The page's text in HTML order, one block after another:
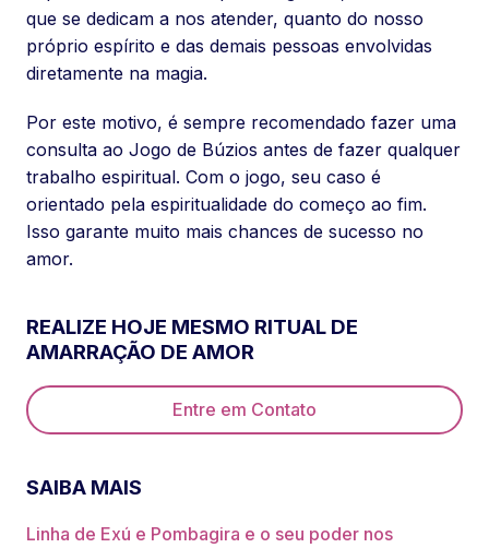
que se dedicam a nos atender, quanto do nosso
próprio espírito e das demais pessoas envolvidas
diretamente na magia.
Por este motivo, é sempre recomendado fazer uma
consulta ao Jogo de Búzios antes de fazer qualquer
trabalho espiritual. Com o jogo, seu caso é
orientado pela espiritualidade do começo ao fim.
Isso garante muito mais chances de sucesso no
amor.
REALIZE HOJE MESMO RITUAL DE
AMARRAÇÃO DE AMOR
Entre em Contato
SAIBA MAIS
Linha de Exú e Pombagira e o seu poder nos